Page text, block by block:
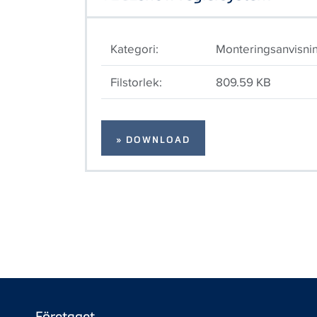
Kategori:
Filstorlek:
809.59 KB
» DOWNLOAD